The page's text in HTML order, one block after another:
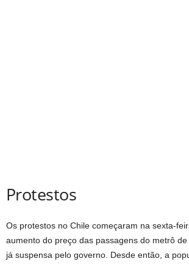
Protestos
Os protestos no Chile começaram na sexta-
aumento do preço das passagens do metrô
já suspensa pelo governo. Desde então, a